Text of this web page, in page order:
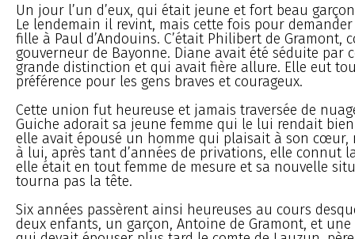
Un jour l’un d’eux, qui était jeune et fort beau
Le lendemain il revint, mais cette fois pour
fille à Paul d’Andouins. C’était Philibert de Gramont,
gouverneur de Bayonne. Diane avait été séduite par
grande distinction et qui avait fière allure. Elle eut
préférence pour les gens braves et courageux.
Cette union fut heureuse et jamais traversée de
Guiche adorait sa jeune femme qui le lui rendait
elle avait épousé un homme qui plaisait à son cœur,
à lui, après tant d’années de privations, elle connut
elle était en tout femme de mesure et sa nouvelle
tourna pas la tête.
Six années passèrent ainsi heureuses au cours
deux enfants, un garçon, Antoine de Gramont, et